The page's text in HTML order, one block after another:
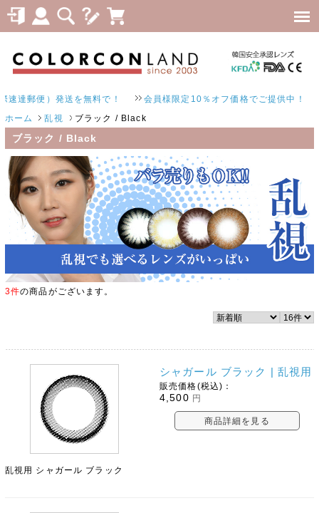
郵便）発送を無料で！ 会員様限定10％オフ価格でご提供中！
ホーム 乱視 ブラック / Black
ブラック / Black
3件の商品がございます。
シャガール ブラック | 乱視用
販売価格(税込)：
4,500 円
商品詳細を見る
乱視用 シャガール ブラック